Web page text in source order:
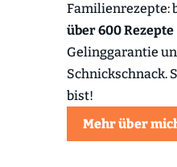
Familienrezepte:
über 600 Rezepte
Gelinggarantie
Schnickschnack.
bist!
Mehr über